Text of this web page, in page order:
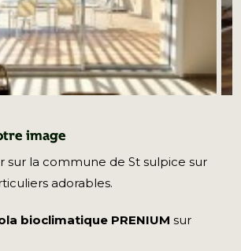
image
sur la commune de St sulpice sur
adorables.
bioclimatique PRENIUM sur